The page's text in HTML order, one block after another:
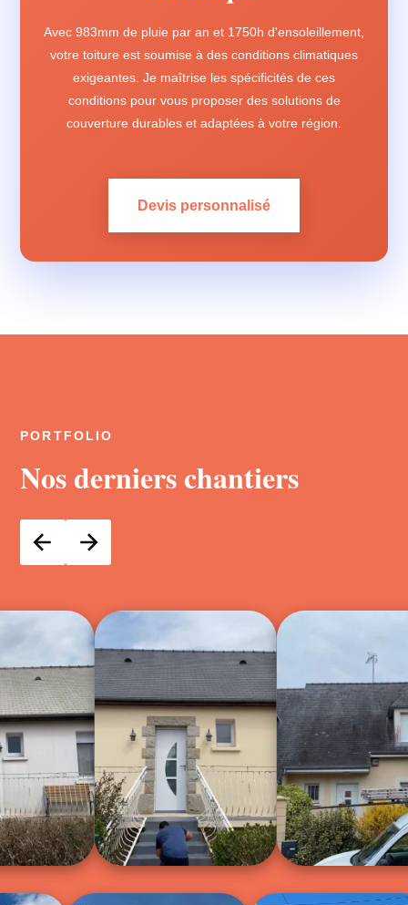
Avec 983mm de pluie par an et 1750h d'ensoleillement,
votre toiture est soumise à des conditions climatiques
exigeantes. Je maîtrise les spécificités de ces
conditions pour vous proposer des solutions de
couverture durables et adaptées à votre région.
Devis personnalisé
PORTFOLIO
Nos derniers chantiers